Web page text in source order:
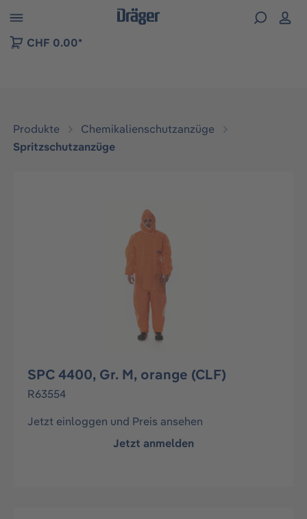
der B2B-Plattform springen
CHF 0.00*
Produkte
Chemikalienschutzanzüge
Spritzschutzanzüge
Bildergalerie überspringen
SPC 4400, Gr. M, orange (CLF)
R63554
Jetzt einloggen und Preis ansehen
Jetzt anmelden